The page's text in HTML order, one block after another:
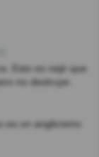
Esto es nejir que
no destruye.
es un anglicismo